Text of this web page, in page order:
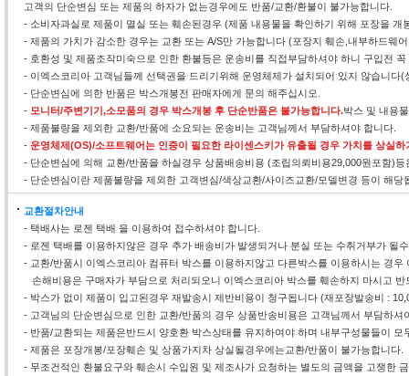
고객의 단순변심 또는 제품의 하자가 없는경우에도 반품/교환/환불이 불가능합니다.
- 소비자과실로 제품이 멸실 또는 훼손된경우 (제품 내용물을 확인하기 위해 포장을 개
- 제품의 가치가 감소한 경우는 교환 또는 A/S만 가능합니다 (포장지 훼손,내부하드웨
- 호환성 및 제품조작미숙으로 인한 환불등은 운송비를 직접부담하셔야 하니 구입전
- 이엑스코리아 고객님들께 선택권을 드리기위해 운영체제가 설치되어 있지 않습니다
- 단순변심에 의한 반품은 박스개봉전 판매자에게 문의 해주십시오.
- 모니터/주변기기,소모품의 경우 박스개봉 후 단순반품은 불가능합니다.박스 및 내용
- 제품불량을 제외한 교환/반품에 소요되는 운송비는 고객님께서 부담하셔야 합니다.
- 운영체제(OS)/소프트웨어는 인증이 필요한 라이센스키가 유출될 경우 가치를 상실
- 단순변심에 의해 교환/반품을 하실경우 상품배송비용 (조립의뢰비용29,000원포함)
- 단순변심이란 제품불량을 제외한 고객변심/색상교환/사이즈교환/모델변경 등이 해당
교환절차안내
- 택배사는 로젠 택배 을 이용하여 접수하셔야 합니다.
- 로젠 택배를 이용하지않은 경우 추가 배송비가 발생되거나 분실 또는 수취거부가 될
- 교환/반품시 이엑스코리아 컴퓨터 박스를 이용하지않고 다른박스를 이용하시는 경
손해비용은 구매자가 부담으로 처리되오니 이엑스코리아 박스를 훼손하지 마시고
- 박스가 없이 제품이 입고된경우 재발송시 제반비용이 청구됩니다 (재포장발송비 :
- 고객님의 단순변심으로 인한 교환/반품의 경우 상품반송비용은 고객님께서 부담하
- 반품/교환되는 제품은반드시 양호환 박스상태를 유지하여야 하며 내부구성물들이 모
- 제품은 포장개봉/포장훼손 및 상품가지차 상실될경우에는교환/반품이 불가능합니다.
- 무조건적인 환불요구와 훼손시 수입원 및 제조사가 요청하는 별도의 금액을 고쟁한